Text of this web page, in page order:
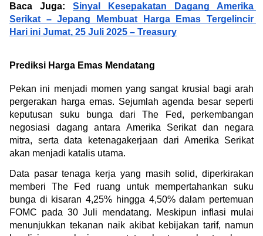
Baca Juga: Sinyal Kesepakatan Dagang Amerika
Serikat – Jepang Membuat Harga Emas Tergelincir
Hari ini Jumat, 25 Juli 2025 – Treasury
Prediksi Harga Emas Mendatang
Pekan ini menjadi momen yang sangat krusial bagi arah
pergerakan harga emas. Sejumlah agenda besar seperti
keputusan suku bunga dari The Fed, perkembangan
negosiasi dagang antara Amerika Serikat dan negara
mitra, serta data ketenagakerjaan dari Amerika Serikat
akan menjadi katalis utama.
Data pasar tenaga kerja yang masih solid, diperkirakan
memberi The Fed ruang untuk mempertahankan suku
bunga di kisaran 4,25% hingga 4,50% dalam pertemuan
FOMC pada 30 Juli mendatang. Meskipun inflasi mulai
menunjukkan tekanan naik akibat kebijakan tarif, namun